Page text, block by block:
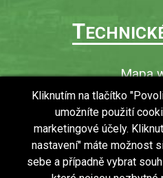
T
Mapa
O
Povinně
Ochrana
Kliknutím na tlačítko
umožníte použití
marketingové účely.
nastavení" máte možnost
sebe a případně vybrat